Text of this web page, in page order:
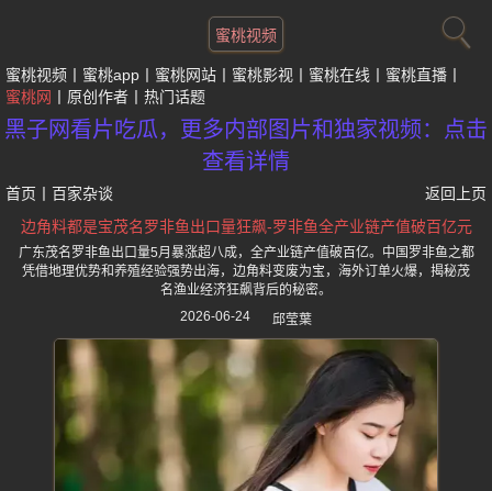
蜜桃视频
蜜桃视频 蜜桃app 蜜桃网站 蜜桃影视 蜜桃在线
蜜桃直播
蜜桃网
原创作者 热门话题
黑子网看片吃瓜，更多内部图片和独家视频：点击
查看详情
首页 百家杂谈
返回上页
边角料都是宝茂名罗非鱼出口量狂飙-罗非鱼全产业链产值破百亿元
广东茂名罗非鱼出口量5月暴涨超八成，全产业链产值破百亿。中国罗非鱼之都
凭借地理优势和养殖经验强势出海，边角料变废为宝，海外订单火爆，揭秘茂
名渔业经济狂飙背后的秘密。
2026-06-24
邱莹葉